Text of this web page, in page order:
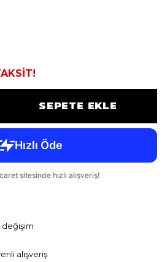
SEPETE EKLE
değişim
alışveriş